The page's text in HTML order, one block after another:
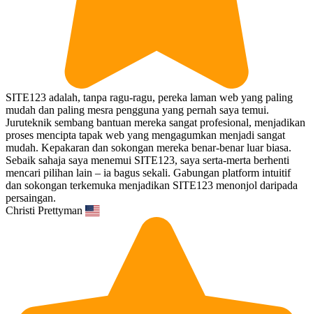
SITE123 adalah, tanpa ragu-ragu, pereka laman web yang paling
mudah dan paling mesra pengguna yang pernah saya temui.
Juruteknik sembang bantuan mereka sangat profesional, menjadikan
proses mencipta tapak web yang mengagumkan menjadi sangat
mudah. Kepakaran dan sokongan mereka benar-benar luar biasa.
Sebaik sahaja saya menemui SITE123, saya serta-merta berhenti
mencari pilihan lain – ia bagus sekali. Gabungan platform intuitif
dan sokongan terkemuka menjadikan SITE123 menonjol daripada
persaingan.
Christi Prettyman